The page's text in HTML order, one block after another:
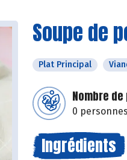
Soupe de
Plat Principal
Nombre
0 personnes
Ingrédients